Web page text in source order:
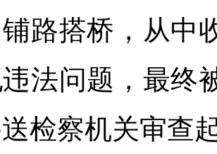
路搭桥，从中
法问题，最终
检察机关审查